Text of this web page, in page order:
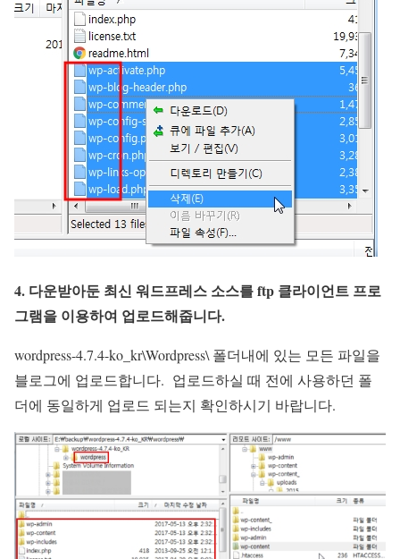
4. 다운받아둔 최신 워드프레스 소스를 ftp 클라이언트 프로
그램을 이용하여 업로드해줍니다.
wordpress-4.7.4-ko_kr\Wordpress\ 폴더내에 있는 모든 파일을
블로그에 업로드합니다. 업로드하실 때 전에 사용하던 폴
더에 동일하게 업로드 되는지 확인하시기 바랍니다.